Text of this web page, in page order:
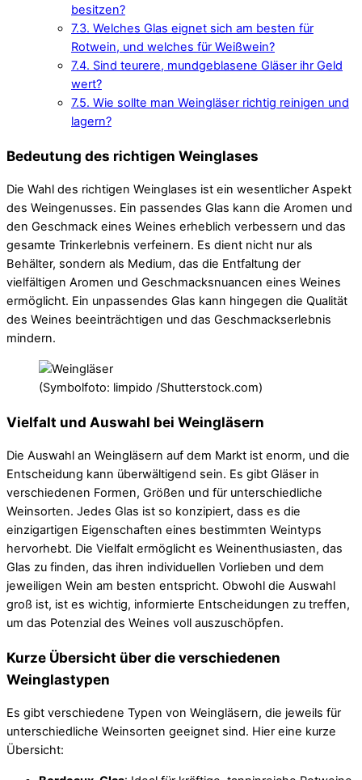
besitzen?
7.3. Welches Glas eignet sich am besten für
Rotwein, und welches für Weißwein?
7.4. Sind teurere, mundgeblasene Gläser ihr Geld
wert?
7.5. Wie sollte man Weingläser richtig reinigen und
lagern?
Bedeutung des richtigen Weinglases
Die Wahl des richtigen Weinglases ist ein wesentlicher Aspekt
des Weingenusses. Ein passendes Glas kann die Aromen und
den Geschmack eines Weines erheblich verbessern und das
gesamte Trinkerlebnis verfeinern. Es dient nicht nur als
Behälter, sondern als Medium, das die Entfaltung der
vielfältigen Aromen und Geschmacksnuancen eines Weines
ermöglicht. Ein unpassendes Glas kann hingegen die Qualität
des Weines beeinträchtigen und das Geschmackserlebnis
mindern.
(Symbolfoto: limpido /Shutterstock.com)
Vielfalt und Auswahl bei Weingläsern
Die Auswahl an Weingläsern auf dem Markt ist enorm, und die
Entscheidung kann überwältigend sein. Es gibt Gläser in
verschiedenen Formen, Größen und für unterschiedliche
Weinsorten. Jedes Glas ist so konzipiert, dass es die
einzigartigen Eigenschaften eines bestimmten Weintyps
hervorhebt. Die Vielfalt ermöglicht es Weinenthusiasten, das
Glas zu finden, das ihren individuellen Vorlieben und dem
jeweiligen Wein am besten entspricht. Obwohl die Auswahl
groß ist, ist es wichtig, informierte Entscheidungen zu treffen,
um das Potenzial des Weines voll auszuschöpfen.
Kurze Übersicht über die verschiedenen
Weinglastypen
Es gibt verschiedene Typen von Weingläsern, die jeweils für
unterschiedliche Weinsorten geeignet sind. Hier eine kurze
Übersicht: